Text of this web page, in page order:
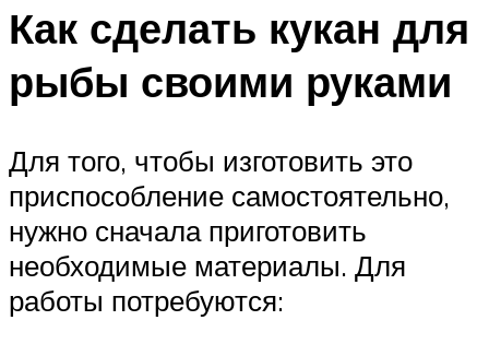
Как сделать кукан для
рыбы своими руками
Для того, чтобы изготовить это
приспособление самостоятельно,
нужно сначала приготовить
необходимые материалы. Для
работы потребуются: